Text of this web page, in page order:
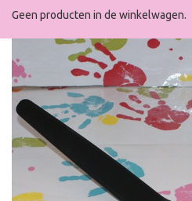
Geen producten in de winkelwagen.